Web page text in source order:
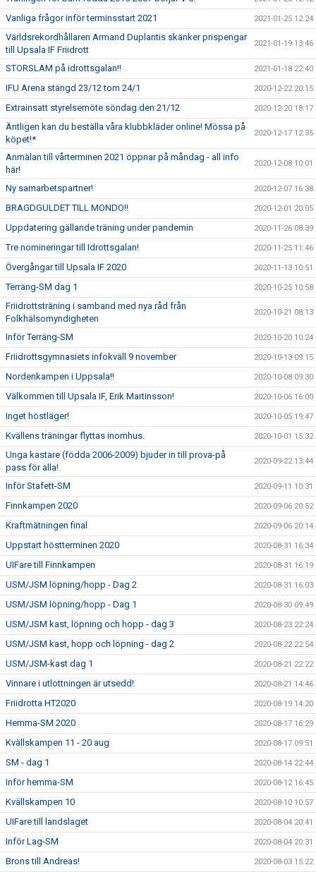
Vanliga frågor inför terminsstart 2021 2021-01-25 12:24
Världsrekordhållaren Armand Duplantis skänker prispengar
till Upsala IF Friidrott
2021-01-19 13:46
STORSLAM på idrottsgalan!! 2021-01-18 22:40
IFU Arena stängd 23/12 tom 24/1 2020-12-22 20:15
Extrainsatt styrelsemöte söndag den 21/12 2020-12-20 18:17
Äntligen kan du beställa våra klubbkläder online! Mössa på
köpet!*
2020-12-17 12:35
Anmälan till vårterminen 2021 öppnar på måndag - all info
här!
2020-12-08 10:01
Ny samarbetspartner! 2020-12-07 16:38
BRAGDGULDET TILL MONDO!! 2020-12-01 20:05
Uppdatering gällande träning under pandemin 2020-11-26 08:39
Tre nomineringar till Idrottsgalan! 2020-11-25 11:46
Övergångar till Upsala IF 2020 2020-11-13 10:51
Terräng-SM dag 1 2020-10-25 10:58
Friidrottsträning i samband med nya råd från
Folkhälsomyndigheten
2020-10-21 08:13
Inför Terräng-SM 2020-10-20 10:24
Friidrottsgymnasiets infokväll 9 november 2020-10-13 09:15
Nordenkampen i Uppsala!! 2020-10-08 09:30
Välkommen till Upsala IF, Erik Martinsson! 2020-10-06 16:00
Inget höstläger! 2020-10-05 19:47
Kvällens träningar flyttas inomhus. 2020-10-01 15:32
Unga kastare (födda 2006-2009) bjuder in till prova-på
pass för alla!
2020-09-22 13:44
Inför Stafett-SM 2020-09-11 10:31
Finnkampen 2020 2020-09-06 20:52
Kraftmätningen final 2020-09-06 20:14
Uppstart höstterminen 2020 2020-08-31 16:34
UIFare till Finnkampen 2020-08-31 16:19
USM/JSM löpning/hopp - Dag 2 2020-08-31 16:03
USM/JSM löpning/hopp - Dag 1 2020-08-30 09:49
USM/JSM kast, löpning och hopp - dag 3 2020-08-23 22:24
USM/JSM kast, hopp och löpning - dag 2 2020-08-22 22:54
USM/JSM-kast dag 1 2020-08-21 22:22
Vinnare i utlottningen är utsedd! 2020-08-21 14:46
Friidrotta HT2020 2020-08-19 14:20
Hemma-SM 2020 2020-08-17 16:29
Kvällskampen 11 - 20 aug 2020-08-17 09:51
SM - dag 1 2020-08-14 22:44
Inför hemma-SM 2020-08-12 16:45
Kvällskampen 10 2020-08-10 10:57
UIFare till landslaget 2020-08-04 20:41
Inför Lag-SM 2020-08-04 20:31
Brons till Andreas! 2020-08-03 15:22